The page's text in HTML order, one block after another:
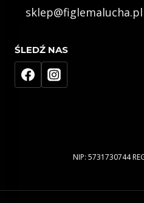
sklep@figlemalucha.pl
ŚLEDŹ NAS
NIP: 5731730744